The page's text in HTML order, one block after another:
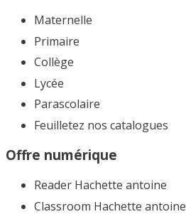
Maternelle
Primaire
Collège
Lycée
Parascolaire
Feuilletez nos catalogues​
Offre numérique
Reader Hachette antoine
Classroom Hachette antoine